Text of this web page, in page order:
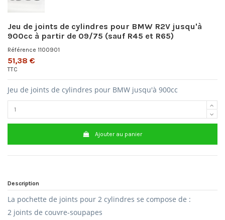
Jeu de joints de cylindres pour BMW R2V jusqu'à
900cc à partir de 09/75 (sauf R45 et R65)
Référence 1100901
51,38 €
TTC
Jeu de joints de cylindres pour BMW jusqu'à 900cc
Ajouter au panier
Description
La pochette de joints pour 2 cylindres se compose de :
2 joints de couvre-soupapes